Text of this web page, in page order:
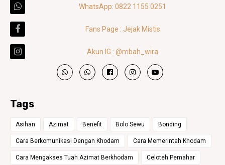
WhatsApp: 0822 1155 0251
Fans Page : Jejak Mistis
Akun IG : @mbah_wira
Tags
Asihan Azimat Benefit Bolo Sewu Bonding
Cara Berkomunikasi Dengan Khodam Cara Memerintah Khodam
Cara Mengakses Tuah Azimat Berkhodam Celoteh Pemahar